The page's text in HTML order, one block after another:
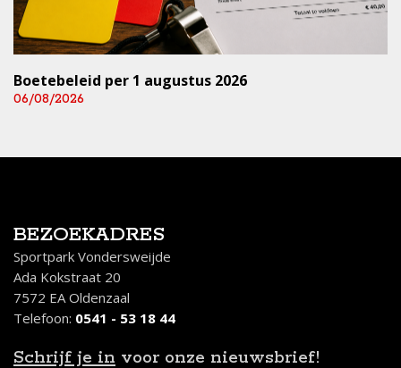
Boetebeleid per 1 augustus 2026
06/08/2026
BEZOEKADRES
Sportpark Vondersweijde
Ada Kokstraat 20
7572 EA Oldenzaal
Telefoon: 0541 - 53 18 44
Schrijf je in voor onze nieuwsbrief!